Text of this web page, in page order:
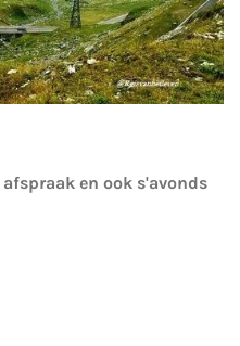
en ook s'avonds